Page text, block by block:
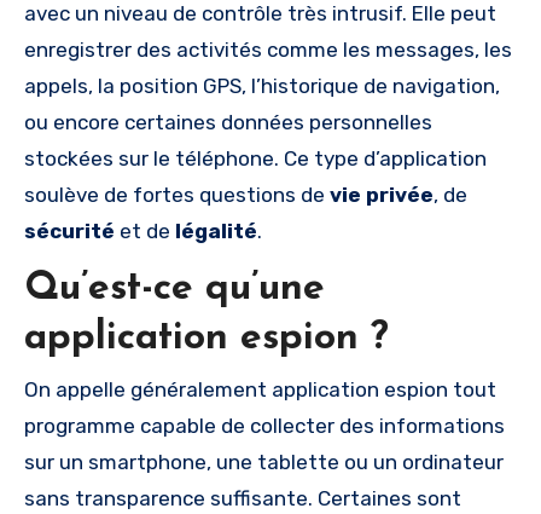
avec un niveau de contrôle très intrusif. Elle peut
enregistrer des activités comme les messages, les
appels, la position GPS, l’historique de navigation,
ou encore certaines données personnelles
stockées sur le téléphone. Ce type d’application
soulève de fortes questions de vie privée, de
sécurité et de légalité.
Qu’est-ce qu’une
application espion ?
On appelle généralement application espion tout
programme capable de collecter des informations
sur un smartphone, une tablette ou un ordinateur
sans transparence suffisante. Certaines sont